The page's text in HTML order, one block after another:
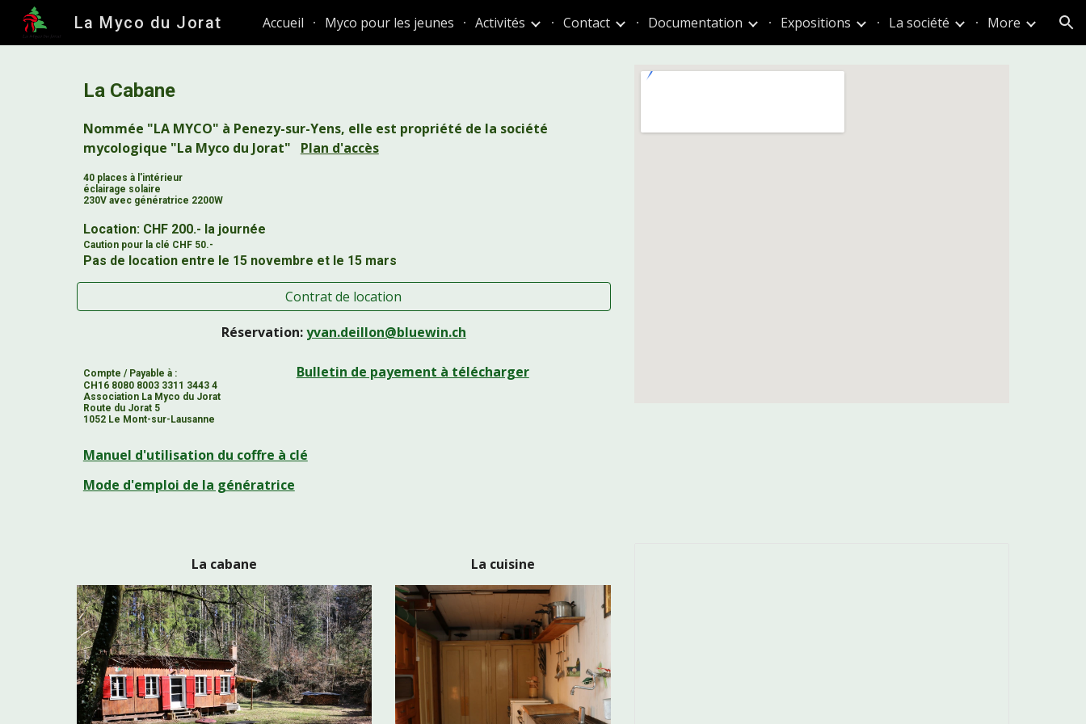
Skip to main content Skip to navigation
La Myco du Jorat Accueil Myco pour les jeunes Activités Contact Documentation Expositions La société More
La Cabane
Nommée "LA MYCO" à Penezy-sur-Yens, elle est propriété de la société
mycologique "La Myco du Jorat" Plan d'accès
40 places à l'intérieur
éclairage solaire
230V avec génératrice 2200W
Location: CHF 200.- la journée
Caution pour la clé CHF 50.-
Pas de location entre le 15 novembre et le 15 mars
Contrat de location
Réservation:yvan.deillon@bluewin.ch
Compte / Payable à : Bulletin de payement à télécharger
CH16 8080 8003 3311 3443 4
Association La Myco du Jorat
Route du Jorat 5
1052 Le Mont-sur-Lausanne
Manuel d'utilisation du coffre à clé
Mode d'emploi de la génératrice
La cabane La cuisine